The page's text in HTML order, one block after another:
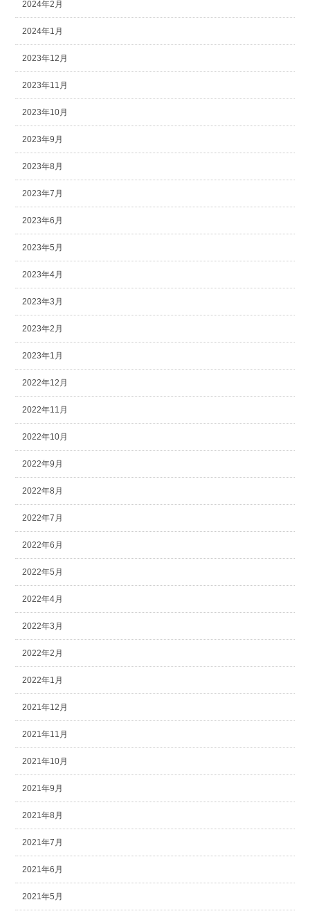
2024年2月
2024年1月
2023年12月
2023年11月
2023年10月
2023年9月
2023年8月
2023年7月
2023年6月
2023年5月
2023年4月
2023年3月
2023年2月
2023年1月
2022年12月
2022年11月
2022年10月
2022年9月
2022年8月
2022年7月
2022年6月
2022年5月
2022年4月
2022年3月
2022年2月
2022年1月
2021年12月
2021年11月
2021年10月
2021年9月
2021年8月
2021年7月
2021年6月
2021年5月